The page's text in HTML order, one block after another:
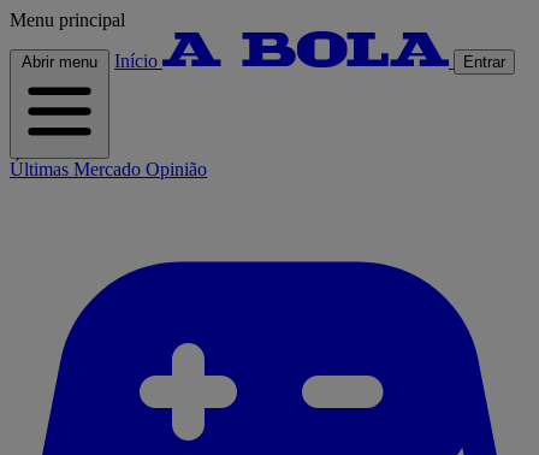
Menu principal
Abrir menu Início Entrar
Últimas Mercado Opinião